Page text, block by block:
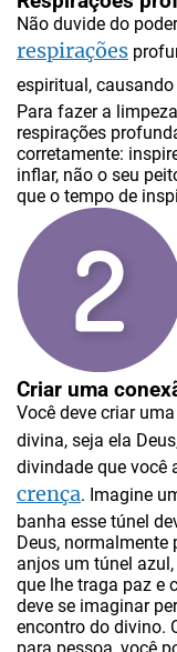
Não duvide do
respirações
espiritual,
Para fazer a
respirações
corretamente:
inflar, não o seu
que o tempo de
Criar uma
Você deve criar
divina, seja ela
divindade que você
crença. Imagine
banha esse túnel
Deus, normalmente
anjos um túnel
que lhe traga paz e
deve se imaginar
encontro do divino.
para pessoa, você